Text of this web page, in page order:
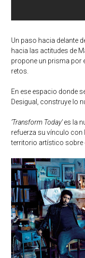
Un paso hacia delante
hacia las actitudes de
propone un prisma por
retos.
En ese espacio donde
Desigual, construye lo
‘Transform Today’es la
refuerza su vínculo con
territorio artístico sobre